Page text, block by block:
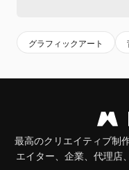
グラフィックアート
最高のクリエイティブ制
エイター、企業、代理店